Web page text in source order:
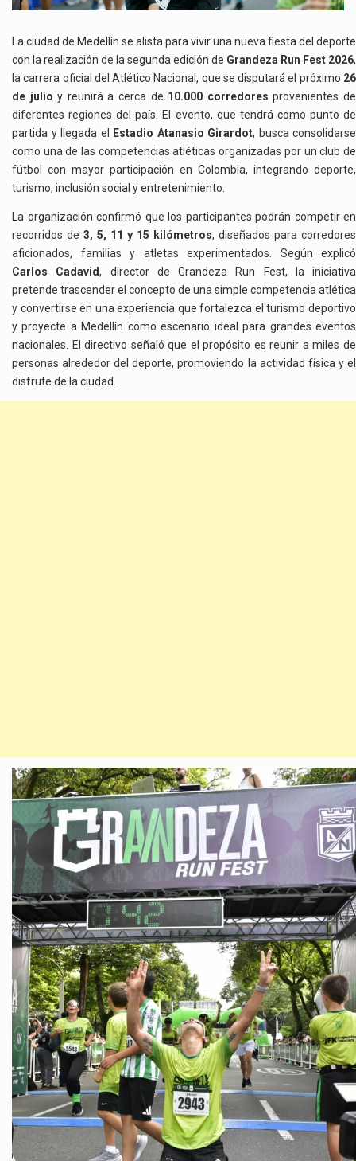
RUN
La ciudad de Medellín se alista para vivir una nueva fiesta del deporte
con la realización de la segunda edición de Grandeza Run Fest 2026,
la carrera oficial del Atlético Nacional, que se disputará el próximo 26
de julio y reunirá a cerca de 10.000 corredores provenientes de
diferentes regiones del país. El evento, que tendrá como punto de
partida y llegada el
Estadio Atanasio Girardot, busca consolidarse
como una de las competencias atléticas organizadas por un club de
fútbol con mayor participación en Colombia, integrando deporte,
turismo, inclusión social y entretenimiento.
La organización confirmó que los participantes podrán competir en
recorridos de 3, 5, 11 y 15 kilómetros, diseñados para corredores
aficionados, familias y atletas experimentados. Según explicó
Carlos Cadavid, director de Grandeza Run Fest, la iniciativa
pretende trascender el concepto de una simple competencia atlética
y convertirse en una experiencia que fortalezca el turismo deportivo
y proyecte a Medellín como escenario ideal para grandes eventos
nacionales. El directivo señaló que el propósito es reunir a miles de
personas alrededor del deporte, promoviendo la actividad física y el
disfrute de la ciudad.